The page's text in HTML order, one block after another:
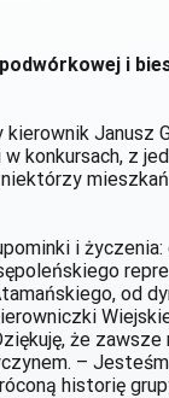
i
Janusz
konkursach, z
i
od
że zawsze
–
historię